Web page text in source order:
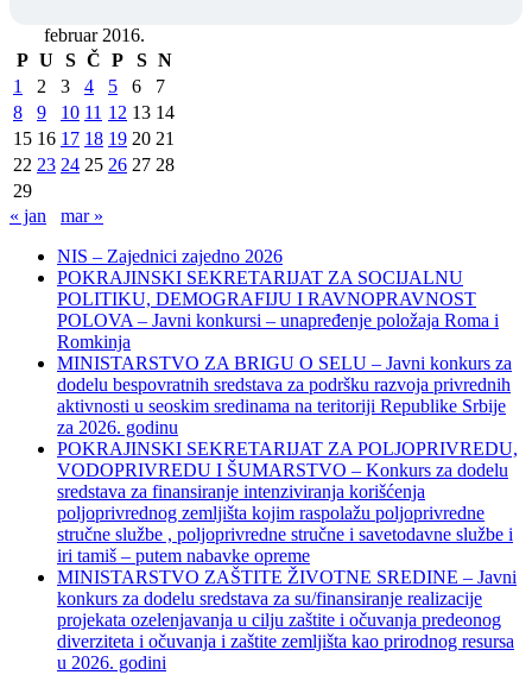
februar 2016.
P U S Č P S N
1
2 3 4 5 6
7
8
9 10 11 12 13 14
15 16 17 18 19 20 21
22 23 24 25 26 27 28
29
« jan
mar »
NIS – Zajednici zajedno 2026
POKRAJINSKI SEKRETARIJAT ZA SOCIJALNU
POLITIKU, DEMOGRAFIJU I RAVNOPRAVNOST
POLOVA – Javni konkursi – unapređenje položaja Roma i
Romkinja
MINISTARSTVO ZA BRIGU O SELU – Javni konkurs za
dodelu bespovratnih sredstava za podršku razvoja privrednih
aktivnosti u seoskim sredinama na teritoriji Republike Srbije
za 2026. godinu
POKRAJINSKI SEKRETARIJAT ZA POLJOPRIVREDU,
VODOPRIVREDU I ŠUMARSTVO – Konkurs za dodelu
sredstava za finansiranje intenziviranja korišćenja
poljoprivrednog zemljišta kojim raspolažu poljoprivredne
stručne službe , poljoprivredne stručne i savetodavne službe i
iri tamiš ‒ putem nabavke opreme
MINISTARSTVO ZAŠTITE ŽIVOTNE SREDINE – Javni
konkurs za dodelu sredstava za su/finansiranje realizacije
projekata ozelenjavanja u cilju zaštite i očuvanja predeonog
diverziteta i očuvanja i zaštite zemljišta kao prirodnog resursa
u 2026. godini